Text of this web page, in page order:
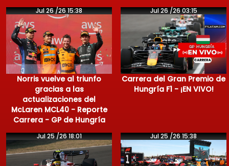
Jul 26 /26 15:38
Norris vuelve al triunfo
gracias a las
actualizaciones del
McLaren MCL40 - Reporte
Carrera - GP de Hungría
Jul 26 /26 03:15
Carrera del Gran Premio de
Hungría F1 - ¡EN VIVO!
Jul 25 /26 18:01 Jul 25 /26 15:38